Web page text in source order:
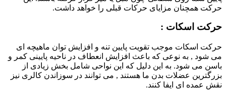
حرکت همچنان مزایای حرکات قبلی را خواهد داشت.
حرکت اسکات :
حرکت اسکات موجب تقویت پایین تنه و افزایش توان ماهیچه ای
می شود , به نوعی که باعث افزایش انعطاف در ناحیه پایینی کمر و
باسن می شود. به این دلیل که این نواحی شامل بخش زیادی از
بزرگترین عضلات بدن ما هستند , می توانند در سوزاندن کالری نیز
نقش عمده ای ایفا کنند.